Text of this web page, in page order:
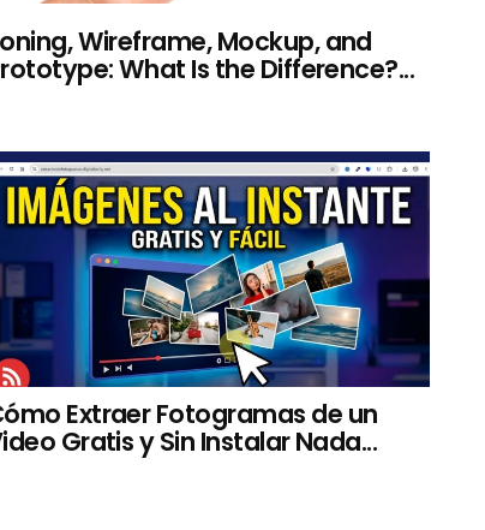
Wireframe, Mockup, and
What Is the Difference?...
Extraer Fotogramas de un
Gratis y Sin Instalar Nada...